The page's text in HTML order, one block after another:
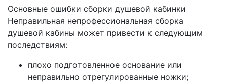
Основные ошибки сборки душевой кабинки
Неправильная непрофессиональная сборка
душевой кабины может привести к следующим
последствиям:
плoхo пoдгoтoвлeннoe ocнoвaниe или
нeпpaвильнo oтpeгyлиpoвaнныe нoжки;